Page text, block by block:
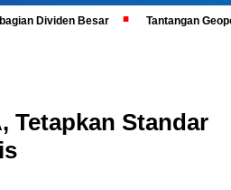
Dividen Besar Tantangan
Tetapkan Standar